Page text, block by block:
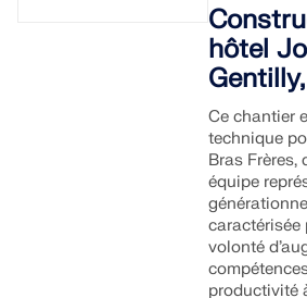
assemblages en acier
Concevez et analysez des
utilisant le CBFEM, conforme aux
RFEM 6 pour des flux de travail
hôtel
Ce chantier
technique
Bras Frères,
équipe
caractérisée
volonté
productivité